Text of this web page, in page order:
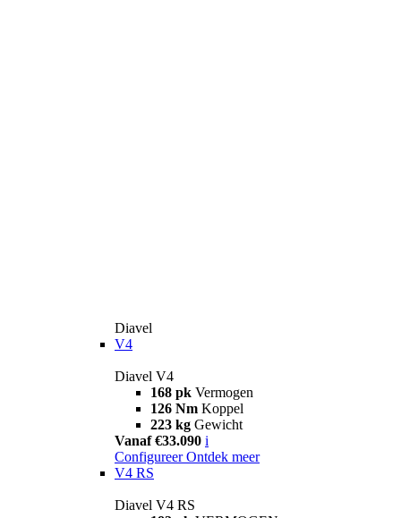
Diavel
V4
Diavel V4
168 pk Vermogen
126 Nm Koppel
223 kg Gewicht
Vanaf €33.090 i
Configureer Ontdek meer
V4 RS
Diavel V4 RS